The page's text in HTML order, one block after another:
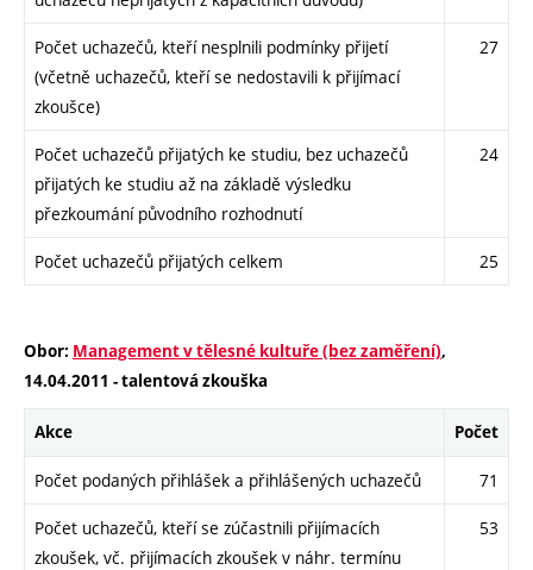
Počet uchazečů, kteří nesplnili podmínky přijetí
(včetně uchazečů, kteří se nedostavili k přijímací
zkoušce)
27
Počet uchazečů přijatých ke studiu, bez uchazečů
přijatých ke studiu až na základě výsledku
přezkoumání původního rozhodnutí
24
Počet uchazečů přijatých celkem 25
Obor: Management v tělesné kultuře (bez zaměření),
14.04.2011 - talentová zkouška
Akce Počet
Počet podaných přihlášek a přihlášených uchazečů 71
Počet uchazečů, kteří se zúčastnili přijímacích
zkoušek, vč. přijímacích zkoušek v náhr. termínu
53